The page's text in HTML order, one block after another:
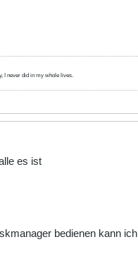
I never did in my whole lives.
es ist
bedienen kann ich